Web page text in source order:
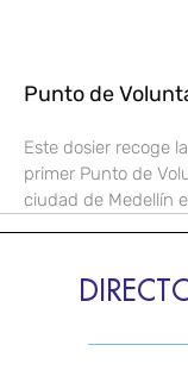
Punto de
Este dosier recoge
primer Punto de
ciudad de Medellín